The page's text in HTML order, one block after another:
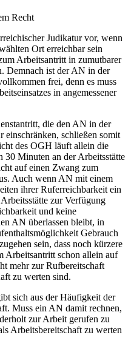
Recht
Judikatur vor, wenn
Ort erreichbarsein
Arbeitsantritt in zumutbarer
Demnach ist der AN in der
frei, denn es muss
in angemessener
, die den AN in der
einschränken, schließen somit
des OGH läuft allein die
30 Minuten an der Arbeitsstätte
auf einen Zwang zum
Auch wenn AN mit einem
ihrer Ruferreichbarkeit ein
zur Verfügung
und keine
AN überlassen bleibt, in
Gebrauch
sein, dass noch kürzere
Arbeitsantritt schon allein auf
mehr zur Rufbereitschaft
zu werten sind.
sich aus derHäufigkeit der
Muss ein AN damit rechnen,
zur Arbeit gerufen zu
Arbeitsbereitschaft zu werten